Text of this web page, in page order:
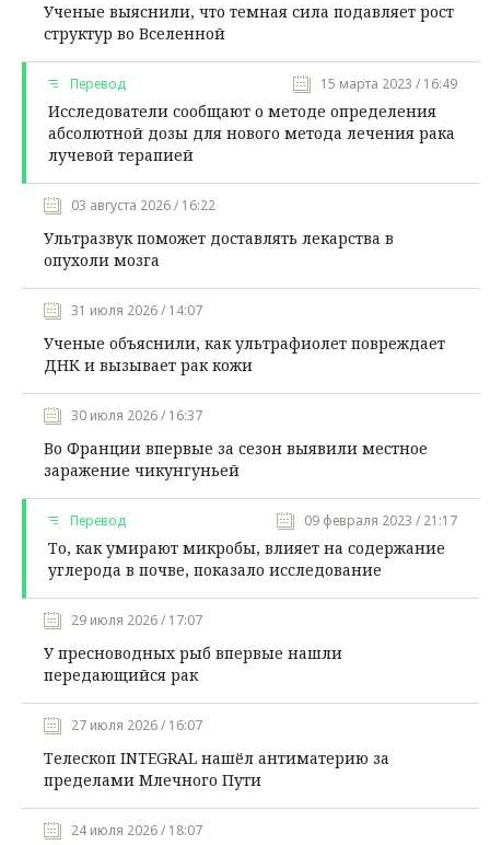
Ученые выяснили, что темная сила подавляет рост
структур во Вселенной
Перевод 15 марта 2023 / 16:49
Исследователи сообщают о методе определения
абсолютной дозы для нового метода лечения рака
лучевой терапией
03 августа 2026 / 16:22
Ультразвук поможет доставлять лекарства в
опухоли мозга
31 июля 2026 / 14:07
Ученые объяснили, как ультрафиолет повреждает
ДНК и вызывает рак кожи
30 июля 2026 / 16:37
Во Франции впервые за сезон выявили местное
заражение чикунгуньей
Перевод 09 февраля 2023 / 21:17
То, как умирают микробы, влияет на содержание
углерода в почве, показало исследование
29 июля 2026 / 17:07
У пресноводных рыб впервые нашли
передающийся рак
27 июля 2026 / 16:07
Телескоп INTEGRAL нашёл антиматерию за
пределами Млечного Пути
24 июля 2026 / 18:07